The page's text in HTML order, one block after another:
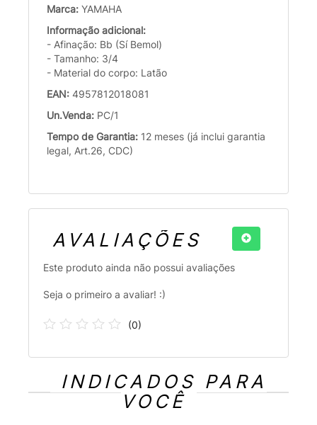
Marca: YAMAHA
Informação adicional:
- Afinação: Bb (Sí Bemol)
- Tamanho: 3/4
- Material do corpo: Latão
EAN: 4957812018081
Un.Venda: PC/1
Tempo de Garantia: 12 meses (já inclui garantia
legal, Art.26, CDC)
AVALIAÇÕES
Este produto ainda não possui avaliações
Seja o primeiro a avaliar! :)
(0)
INDICADOS PARA
VOCÊ